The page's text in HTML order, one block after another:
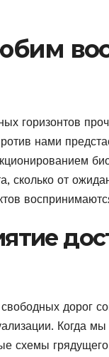
горизонтов
нами
сколько от
дорог
Когда
схемы